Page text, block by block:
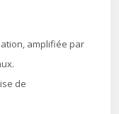
amplifiée par
de